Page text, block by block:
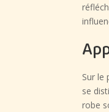
Sur le
se
robe